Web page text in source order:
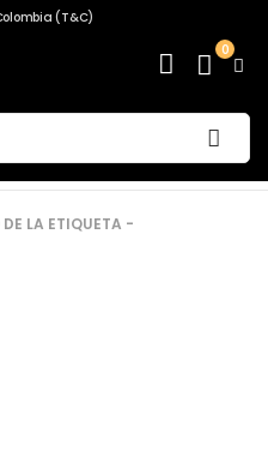
(T&C)
0
LA ETIQUETA -